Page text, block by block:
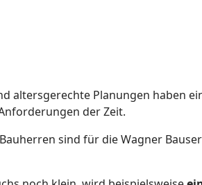
altersgerechte Planungen haben
der Zeit.
sind für die Wagner